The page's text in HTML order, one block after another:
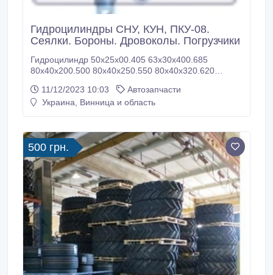
Гидроцилиндры СНУ, КУН, ПКУ-08.
Сеялки. Бороны. Дровоколы. Погрузчики
Гидроцилиндр 50х25х00.405 63х30х400.685
80х40х200.500 80х40х250.550 80х40х320.620
80х40х500.800 80х50х500.800 80х40х630.930
80х50х630.930 80х50х700.1000 80х40х700.1000
давление 16 мпа.
11/12/2023 10:03
Автозапчасти
Украина, Винница и область
500 грн.